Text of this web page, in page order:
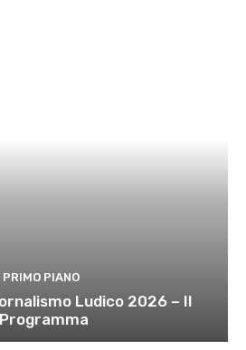
PRIMO PIANO
Ludico 2026 – Il
Programma